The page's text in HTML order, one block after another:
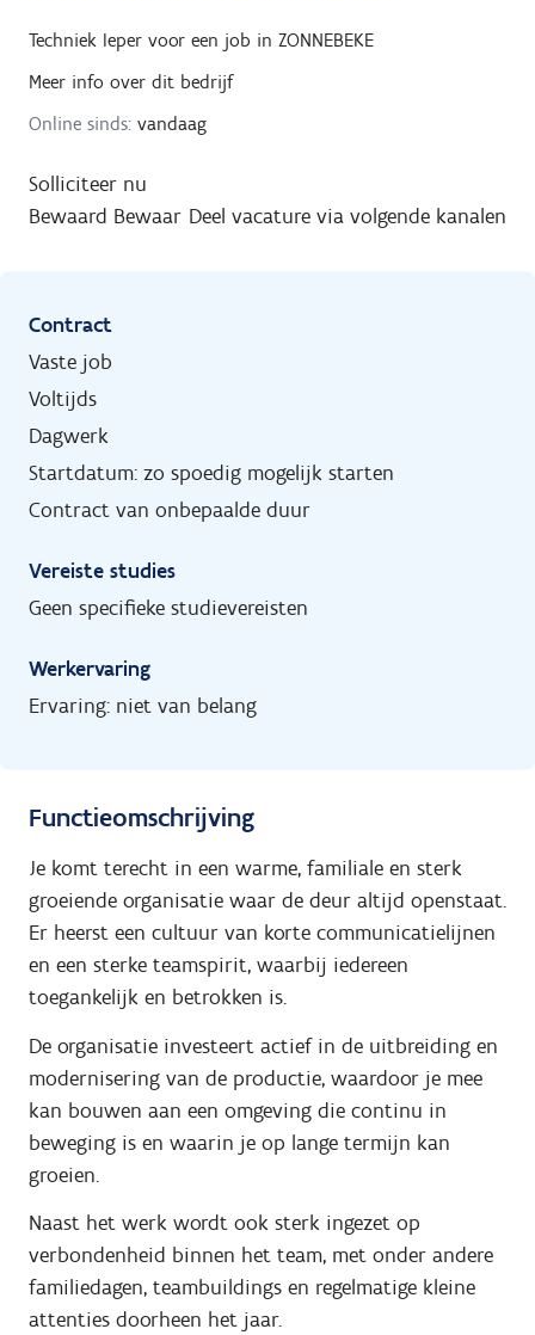
Techniek Ieper voor een job in ZONNEBEKE
Meer info over dit bedrijf
Online sinds: vandaag
Solliciteer nu
Bewaard Bewaar Deel vacature via volgende kanalen
Contract
Vaste job
Voltijds
Dagwerk
Startdatum: zo spoedig mogelijk starten
Contract van onbepaalde duur
Vereiste studies
Geen specifieke studievereisten
Werkervaring
Ervaring: niet van belang
Functieomschrijving
Je komt terecht in een warme, familiale en sterk
groeiende organisatie waar de deur altijd openstaat.
Er heerst een cultuur van korte communicatielijnen
en een sterke teamspirit, waarbij iedereen
toegankelijk en betrokken is.
De organisatie investeert actief in de uitbreiding en
modernisering van de productie, waardoor je mee
kan bouwen aan een omgeving die continu in
beweging is en waarin je op lange termijn kan
groeien.
Naast het werk wordt ook sterk ingezet op
verbondenheid binnen het team, met onder andere
familiedagen, teambuildings en regelmatige kleine
attenties doorheen het jaar.